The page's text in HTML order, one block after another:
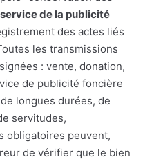
service de la publicité
des actes liés
les transmissions
: vente, donation,
de publicité foncière
longues durées, de
servitudes,
obligatoires peuvent,
de vérifier que le bien